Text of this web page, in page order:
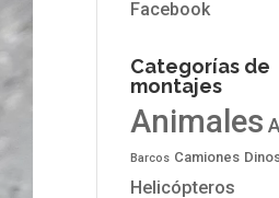
Facebook
Categorías de
montajes
Animales
Barcos Camiones
Helicópteros